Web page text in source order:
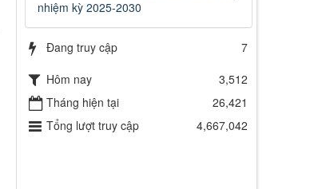
nhiệm kỳ 2025-2030
Đang truy cập
7
Hôm nay
3,512
Tháng hiện tại
26,421
Tổng lượt truy cập
4,667,042